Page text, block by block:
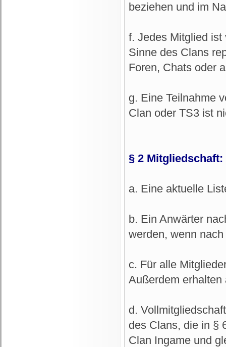
beziehen und im
f. Jedes Mitglied
Sinne des Clans
Foren, Chats oder
g. Eine Teilnahme
Clan oder TS3 ist
§ 2 Mitgliedschaft:
a. Eine aktuelle
b. Ein Anwärter
werden, wenn
c. Für alle
Außerdem
d.
des Clans, die in §
Clan Ingame und